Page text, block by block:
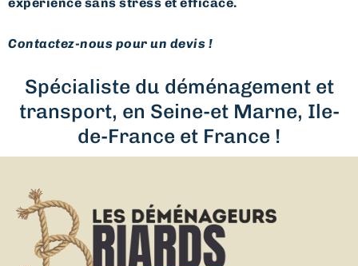
Contactez-nous pour un devis !
Spécialiste du déménagement et
transport, en Seine-et Marne, Ile-
de-France et France !